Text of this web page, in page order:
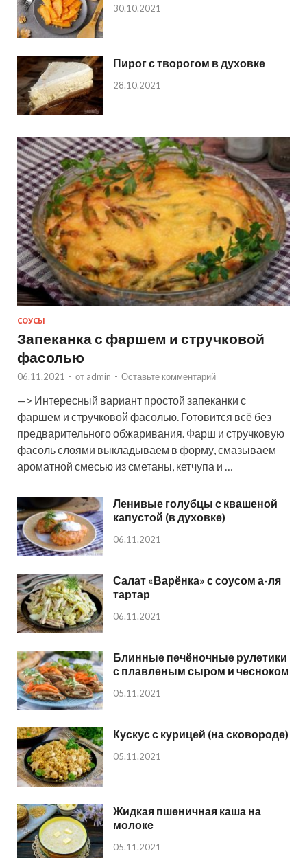
30.10.2021
Пирог с творогом в духовке
28.10.2021
СОУСЫ
Запеканка с фаршем и стручковой
фасолью
06.11.2021 - от admin - Оставьте комментарий
—> Интересный вариант простой запеканки с
фаршем и стручковой фасолью. Готовится всё без
предварительного обжаривания. Фарш и стручковую
фасоль слоями выкладываем в форму, смазываем
ароматной смесью из сметаны, кетчупа и …
Ленивые голубцы с квашеной
капустой (в духовке)
06.11.2021
Салат «Варёнка» с соусом а-ля
тартар
06.11.2021
Блинные печёночные рулетики
с плавленым сыром и чесноком
05.11.2021
Кускус с курицей (на сковороде)
05.11.2021
Жидкая пшеничная каша на
молоке
05.11.2021